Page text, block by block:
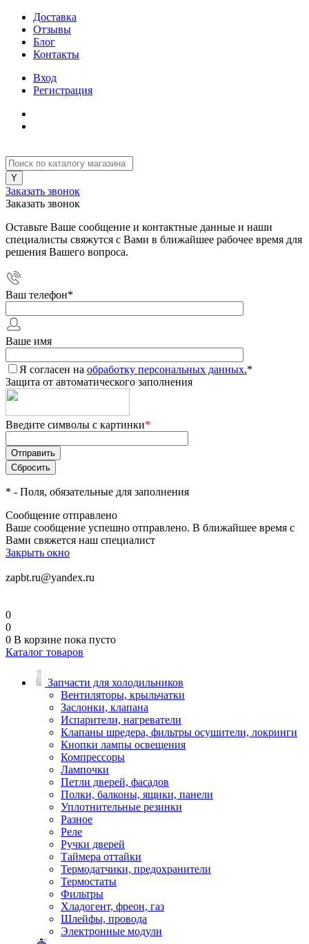
Доставка
Отзывы
Блог
Контакты
Вход
Регистрация
Заказать звонок
Заказать звонок
Оставьте Ваше сообщение и контактные данные и наши
специалисты свяжутся с Вами в ближайшее рабочее время для
решения Вашего вопроса.
Ваш телефон*
Ваше имя
Я согласен на обработку персональных данных.*
Защита от автоматического заполнения
Введите символы с картинки*
* - Поля, обязательные для заполнения
Сообщение отправлено
Ваше сообщение успешно отправлено. В ближайшее время с
Вами свяжется наш специалист
Закрыть окно
zapbt.ru@yandex.ru
0
0
0 В корзине пока пусто
Каталог товаров
Запчасти для холодильников
Вентиляторы, крыльчатки
Заслонки, клапана
Испарители, нагреватели
Клапаны шредера, фильтры осушители, локринги
Кнопки лампы освещения
Компрессоры
Лампочки
Петли дверей, фасадов
Полки, балконы, ящики, панели
Уплотнительные резинки
Разное
Реле
Ручки дверей
Таймера оттайки
Термодатчики, предохранители
Термостаты
Фильтры
Хладогент, фреон, газ
Шлейфы, провода
Электронные модули